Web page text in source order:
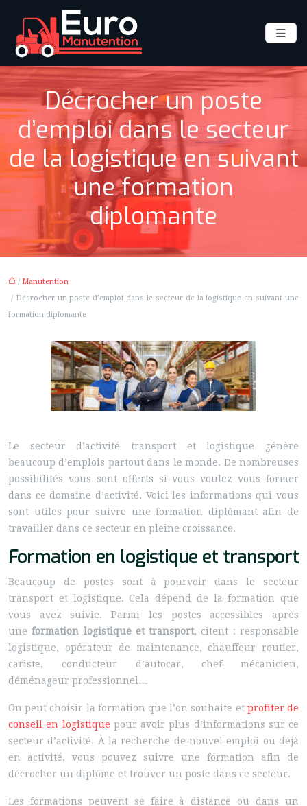
Décrocher un poste
d’emploi dans le secteur
de la logistique en suivant
une formation
diplomante
/ Manutention
/ Décrocher un poste d’emploi dans le secteur de la logistique en suivant une
formation diplomante
Le secteur d’activité transport et logistique génère
beaucoup d’emplois partout dans le monde. De nombreuses
possibilités vous sont offerts si vous voulez vous former
dans ce domaine d’activité. Voici les informations qui vous
sont utiles pour suivre une formation diplômant afin de
travailler dans ce secteur en pleine croissance.
Formation en logistique et transport
Beaucoup de postes sont à pourvoir dans le secteur
transport et logistique. Cela dépend de la formation que
vous avez suivie. Parmi les postes accessibles après
uneformation logistique et transport, citent : responsable
logistique, opérateur de maintenance, chauffeur routier,
cariste, conducteur d’autocar, chef mécanicien,
déménageur professionnel…
On peut choisir la formation que l’on souhaite et profiter de
conseil en logistique pour avoir plus d’informations sur ce
secteur d’activité. À la recherche de nouvel emploi ou déjà
en activité, vous pouvez suivre une formation afin de
décrocher un diplôme et trouver un poste dans ce secteur.
Les formations peuvent se faire à distance ou dans un